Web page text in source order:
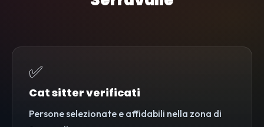
✅
Cat sitter verificati
Persone selezionate e affidabili nella zona di